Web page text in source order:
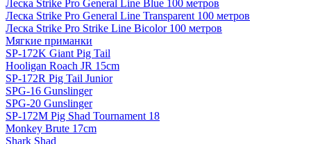
Леска Strike Pro General Line Blue 100 метров
Леска Strike Pro General Line Transparent 100 метров
Леска Strike Pro Strike Line Bicolor 100 метров
Мягкие приманки
SP-172K Giant Pig Tail
Hooligan Roach JR 15cm
SP-172R Pig Tail Junior
SPG-16 Gunslinger
SPG-20 Gunslinger
SP-172M Pig Shad Tournament 18
Monkey Brute 17cm
Shark Shad